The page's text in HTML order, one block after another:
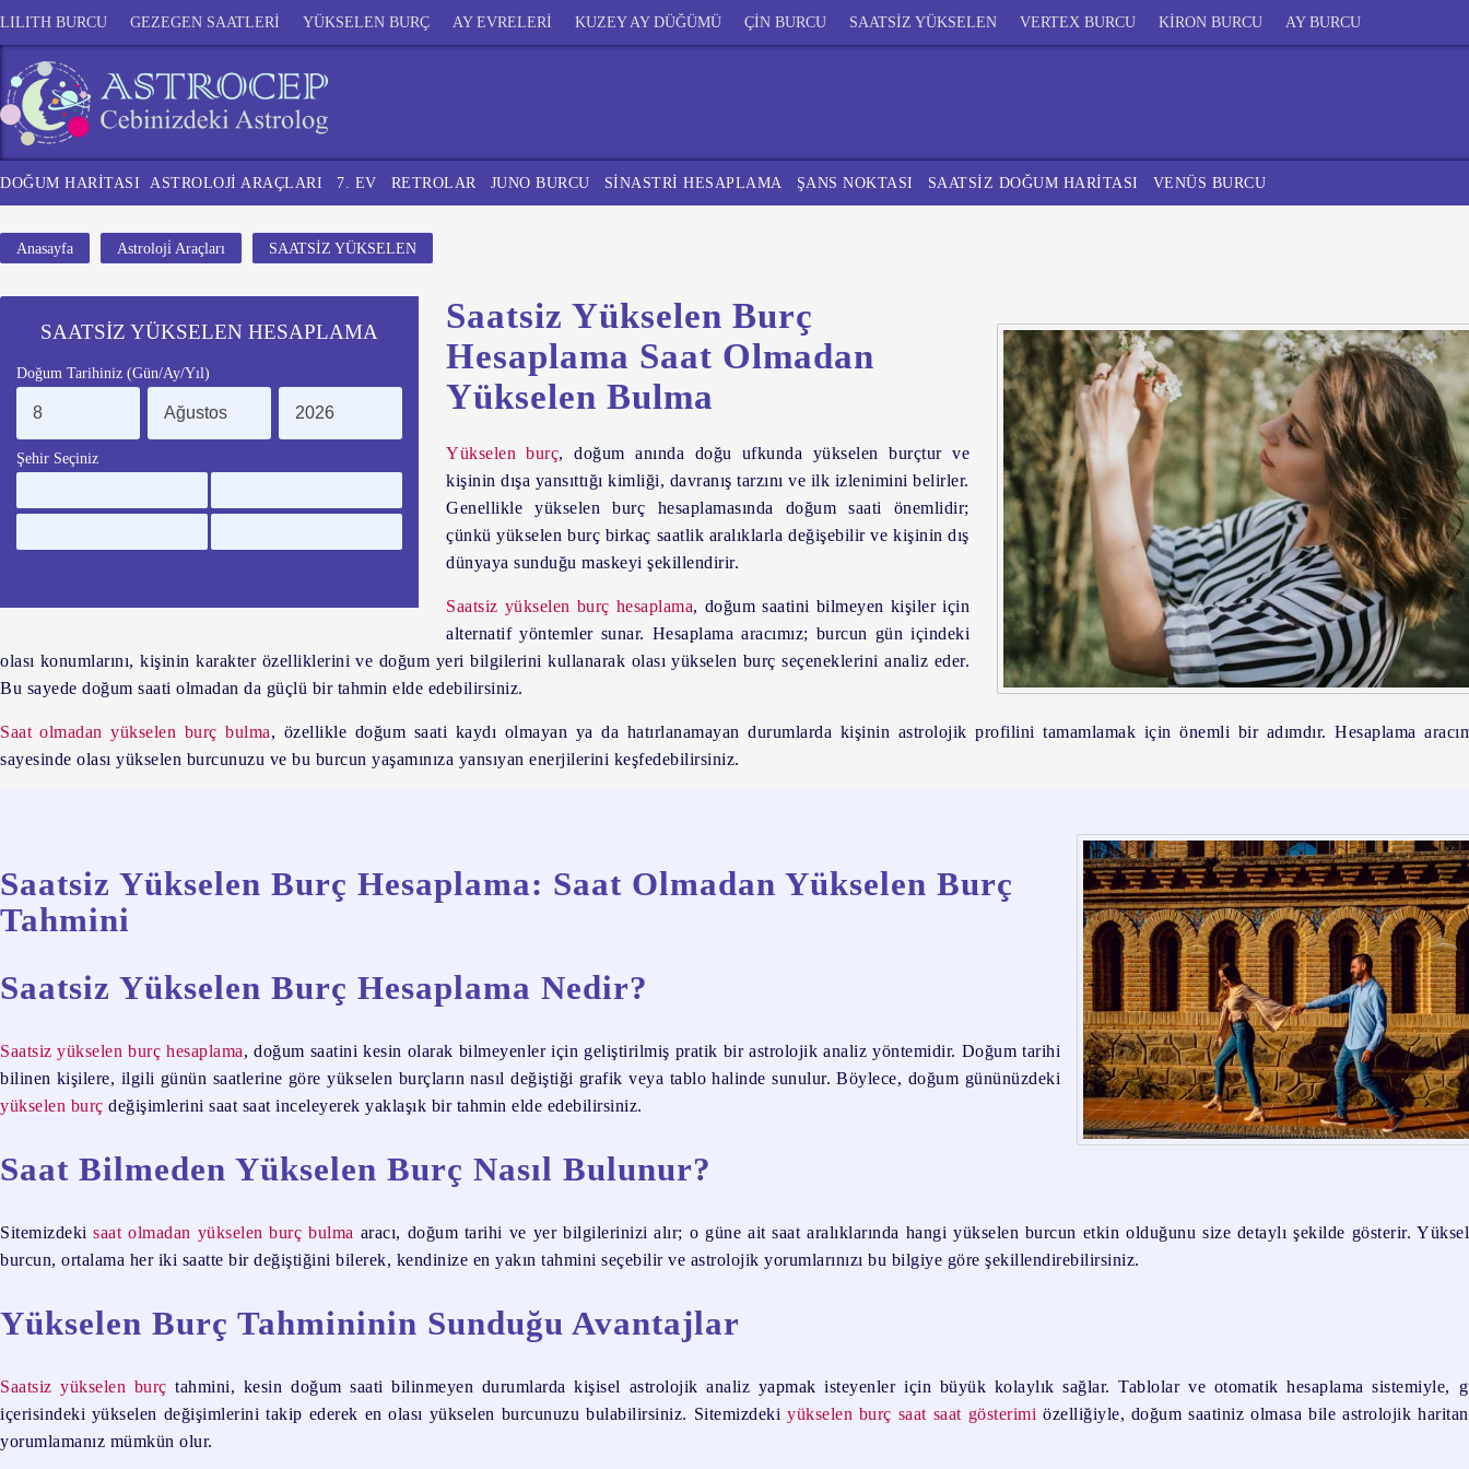
LILITH BURCU GEZEGEN SAATLERİ YÜKSELEN BURÇ AY EVRELERİ KUZEY AY DÜĞÜMÜ ÇİN BURCU SAATSİZ YÜKSELEN VERTEX BURCU KİRON BURCU AY BURCU
DOĞUM HARİTASI ASTROLOJİ ARAÇLARI 7. EV RETROLAR JUNO BURCU SİNASTRİ HESAPLAMA ŞANS NOKTASI SAATSİZ DOĞUM HARİTASI VENÜS BURCU
Anasayfa Astroloji̇ Araçları SAATSİZ YÜKSELEN
SAATSİZ YÜKSELEN HESAPLAMA
Doğum Tarihiniz (Gün/Ay/Yıl)
Şehir Seçiniz
Saatsiz Yükselen Burç
Hesaplama Saat Olmadan
Yükselen Bulma
Yükselen burç, doğum anında doğu ufkunda yükselen burçtur ve
kişinin dışa yansıttığı kimliği, davranış tarzını ve ilk izlenimini belirler.
Genellikle yükselen burç hesaplamasında doğum saati önemlidir;
çünkü yükselen burç birkaç saatlik aralıklarla değişebilir ve kişinin dış
dünyaya sunduğu maskeyi şekillendirir.
Saatsiz yükselen burç hesaplama, doğum saatini bilmeyen kişiler için
alternatif yöntemler sunar. Hesaplama aracımız; burcun gün içindeki
olası konumlarını, kişinin karakter özelliklerini ve doğum yeri bilgilerini kullanarak olası yükselen burç seçeneklerini analiz eder.
Bu sayede doğum saati olmadan da güçlü bir tahmin elde edebilirsiniz.
Saat olmadan yükselen burç bulma, özellikle doğum saati kaydı olmayan ya da hatırlanamayan durumlarda kişinin astrolojik profilini tamamlamak için önemli bir adımdır. Hesaplama
sayesinde olası yükselen burcunuzu ve bu burcun yaşamınıza yansıyan enerjilerini keşfedebilirsiniz.
Saatsiz Yükselen Burç Hesaplama: Saat Olmadan Yükselen Burç
Tahmini
Saatsiz Yükselen Burç Hesaplama Nedir?
Saatsiz yükselen burç hesaplama, doğum saatini kesin olarak bilmeyenler için geliştirilmiş pratik bir astrolojik analiz yöntemidir. Doğum tarihi
bilinen kişilere, ilgili günün saatlerine göre yükselen burçların nasıl değiştiği grafik veya tablo halinde sunulur. Böylece, doğum gününüzdeki
yükselen burç değişimlerini saat saat inceleyerek yaklaşık bir tahmin elde edebilirsiniz.
Saat Bilmeden Yükselen Burç Nasıl Bulunur?
Sitemizdekisaat olmadan yükselen burç bulma aracı, doğum tarihi ve yer bilgilerinizi alır; o güne ait saat aralıklarında hangi yükselen burcun etkin olduğunu size detaylı şekilde gösterir.
burcun, ortalama her iki saatte bir değiştiğini bilerek, kendinize en yakın tahmini seçebilir ve astrolojik yorumlarınızı bu bilgiye göre şekillendirebilirsiniz.
Yükselen Burç Tahmininin Sunduğu Avantajlar
Saatsiz yükselen burç tahmini, kesin doğum saati bilinmeyen durumlarda kişisel astrolojik analiz yapmak isteyenler için büyük kolaylık sağlar. Tablolar ve otomatik hesaplama sistemiyle,
içerisindeki yükselen değişimlerini takip ederek en olası yükselen burcunuzu bulabilirsiniz. Sitemizdeki yükselen burç saat saat gösterimi özelliğiyle, doğum saatiniz olmasa bile astrolojik
yorumlamanız mümkün olur.